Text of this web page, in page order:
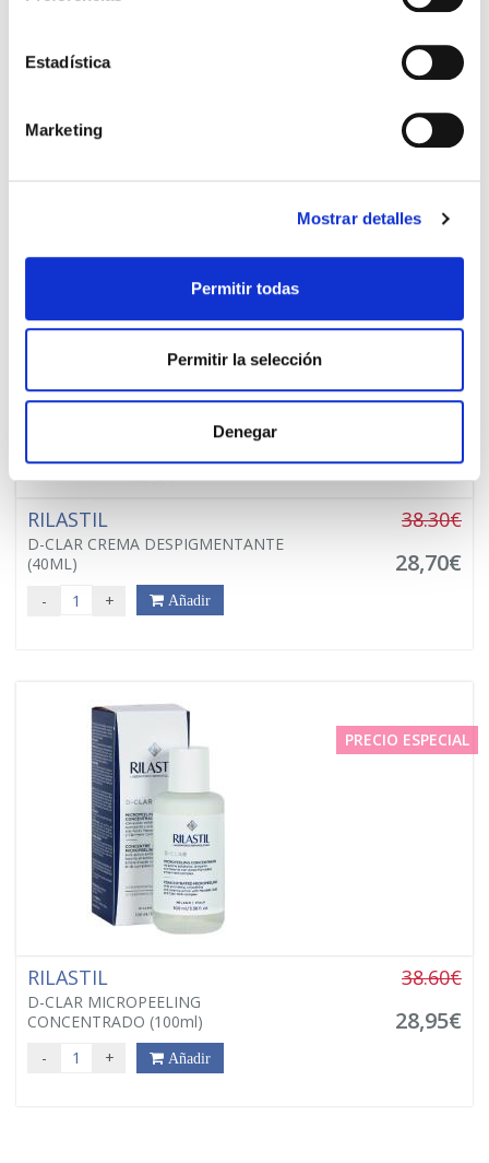
Estadística
Marketing
Mostrar detalles
Permitir todas
Permitir la selección
Denegar
RILASTIL 26.20€
19,65€
-
RILASTIL
D-CLAR CREMA DESPIGMENTANTE
(40ML)
38.30€
28,70€
- + Añadir
PRECIO ESPECIAL
RILASTIL
D-CLAR MICROPEELING
CONCENTRADO (100ml)
38.60€
28,95€
- + Añadir